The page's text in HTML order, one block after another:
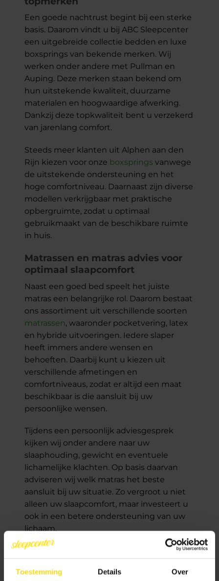
Toestemming Details Over
Een goede nachtrust begint bij een sterke
basis. Daarom vindt u bij ABC Sleepcenter
een uitgebreide collectie bedden en luxe
boxsprings van bekende merken. Wij
werken onder andere met Pullman en
Auping. Deze merken staan bekend om
hun uitstekende kwaliteit, duurzame
materialen en hoogwaardige afwerking.
Dankzij deze topkwaliteit bent u verzekerd
van jarenlang comfort.
Steeds meer klanten uit Alphen aan den
Rijn kiezen voor onze boxsprings vanwege
de uitstekende ondersteuning en het
hoge comfortniveau. Daarnaast zijn diverse
modellen verkrijgbaar met praktische
opbergruimte, zodat u optimaal
gebruikmaakt van de beschikbare ruimte
in huis.
Matrassen en matras advies voor
optimaal slaapcomfort
Naast een goed bed speelt het juiste
matras een belangrijke rol. Daarom bestaat
ons assortiment uit verschillende soorten
matrassen, waaronder pocketvering, latex
en hybride uitvoeringen. Iedere slaper
heeft immers andere wensen en
behoeften. Daarbij kunt u kiezen uit
verschillende afmetingen en
comfortniveaus, zodat er altijd een maat
beschikbaar is die aansluit bij uw
persoonlijke wensen.
Tijdens een persoonlijk adviesgesprek
kijken wij onder andere naar uw
slaaphouding, gewicht en eventuele
lichamelijke klachten. Op basis daarvan
adviseren wij welk matras het beste
aansluit bij uw situatie. Zo vergroot u niet
alleen uw slaapcomfort, maar investeert u
ook in een betere ondersteuning van uw
lichaam.
Ontdek ons complete assortiment